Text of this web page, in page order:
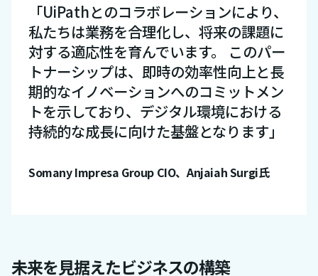
「UiPathとのコラボレーションにより、
私たちは業務を合理化し、将来の課題に
対する適応性を育んでいます。 このパー
トナーシップは、即時の効率性向上と長
期的なイノベーションへのコミットメン
トを示しており、デジタル環境における
持続的な成長に向けた基盤となります」
Somany Impresa Group CIO、Anjaiah Surgi氏
未来を見据えたビジネスの構築